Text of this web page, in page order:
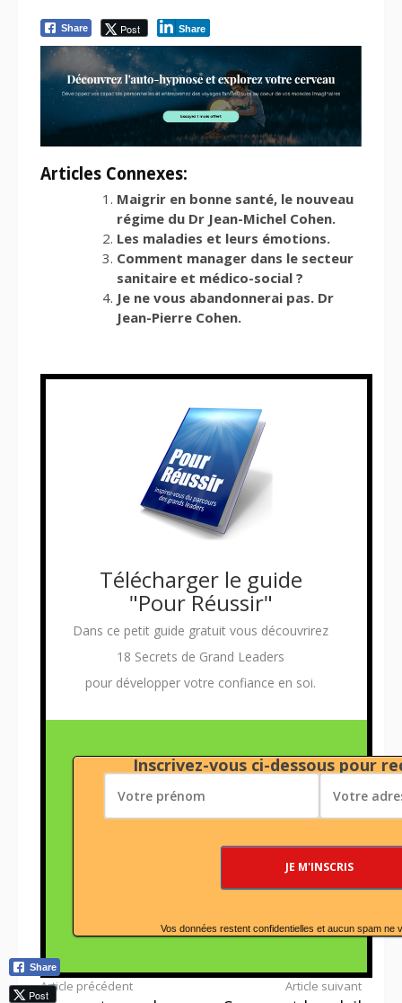
Share Post Share
Articles Connexes:
Maigrir en bonne santé, le nouveau
régime du Dr Jean-Michel Cohen.
Les maladies et leurs émotions.
Comment manager dans le secteur
sanitaire et médico-social ?
Je ne vous abandonnerai pas. Dr
Jean-Pierre Cohen.
Télécharger le guide
"Pour Réussir"
Dans ce petit guide gratuit vous découvrirez
18 Secrets de Grand Leaders
pour développer votre confiance en soi.
Inscrivez-vous ci-dessous pour
Vos données restent confidentielles et aucun spam ne
Lire
Article précédent Article suivant
Share
Post